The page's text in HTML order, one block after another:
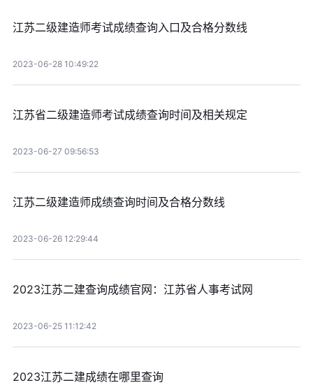
江苏二级建造师考试成绩查询入口及合格分数线
2023-06-28 10:49:22
江苏省二级建造师考试成绩查询时间及相关规定
2023-06-27 09:56:53
江苏二级建造师成绩查询时间及合格分数线
2023-06-26 12:29:44
2023江苏二建查询成绩官网：江苏省人事考试网
2023-06-25 11:12:42
2023江苏二建成绩在哪里查询